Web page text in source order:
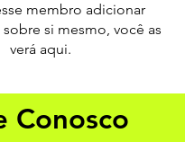
membro adicionar
si mesmo, você as
verá aqui.
Conosco